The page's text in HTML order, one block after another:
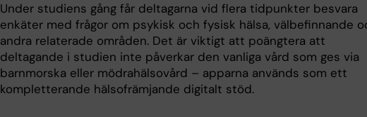
Under studiens gång får deltagarna vid flera tidpunkter besvara
enkäter med frågor om psykisk och fysisk hälsa, välbefinnande
andra relaterade områden. Det är viktigt att poängtera att
deltagande i studien inte påverkar den vanliga vård som ges via
barnmorska eller mödrahälsovård – apparna används som ett
kompletterande hälsofrämjande digitalt stöd.